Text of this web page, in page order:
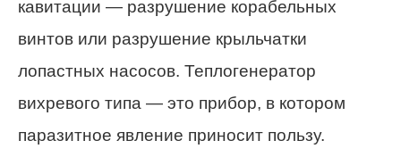
кавитации — разрушение корабельных
винтов или разрушение крыльчатки
лопастных насосов. Теплогенератор
вихревого типа — это прибор, в котором
паразитное явление приносит пользу.